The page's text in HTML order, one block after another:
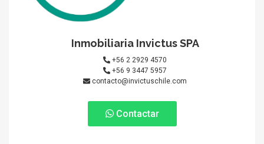
Inmobiliaria Invictus SPA
+56 2 2929 4570
+56 9 3447 5957
contacto@invictuschile.com
Contactar